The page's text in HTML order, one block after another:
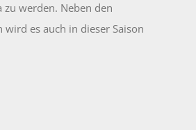
zu werden. Neben den
wird es auch in dieser Saison